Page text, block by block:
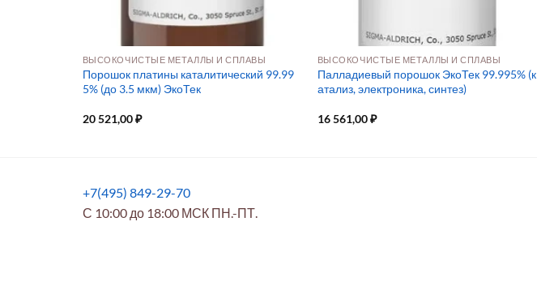
ВЫСОКОЧИСТЫЕ МЕТАЛЛЫ И СПЛАВЫ
Порошок платины каталитический 99.99
5% (до 3.5 мкм) ЭкоТек
20 521,00₽
ВЫСОКОЧИСТЫЕ МЕТАЛЛЫ И СПЛАВЫ
Палладиевый порошок ЭкоТек 99.995% (к
атализ, электроника, синтез)
16 561,00₽
+7(495) 849-29-70
С 10:00 до 18:00 МСК ПН.-ПТ.